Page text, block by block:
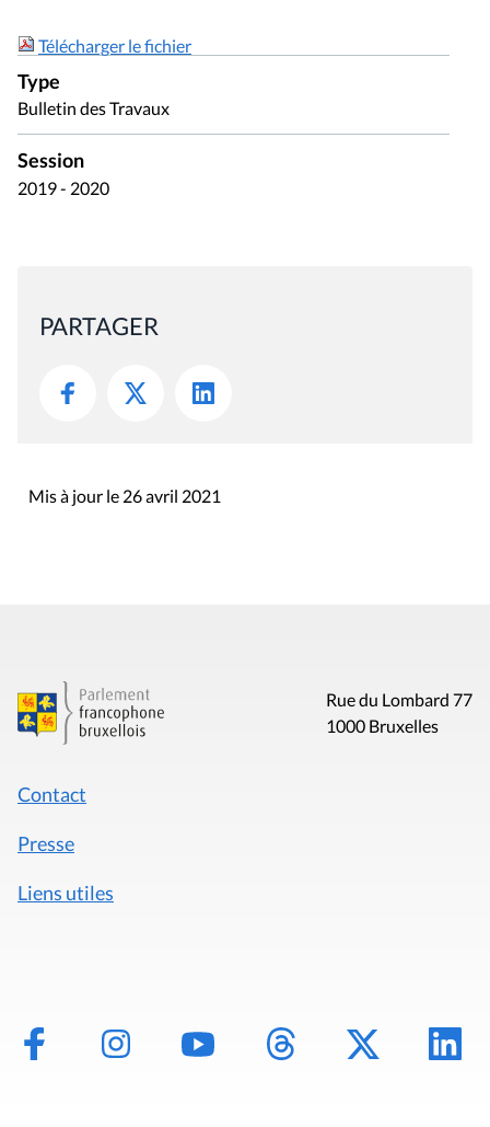
Télécharger le fichier
Type
Bulletin des Travaux
Session
2019 - 2020
PARTAGER
Mis à jour le 26 avril 2021
Rue du Lombard 77
1000 Bruxelles
Contact
Presse
Liens utiles